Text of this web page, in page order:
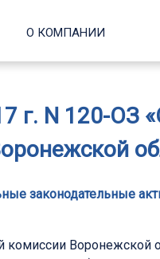
О КОМПАНИИ
г. N 120-ОЗ
законодательные
Воронежской